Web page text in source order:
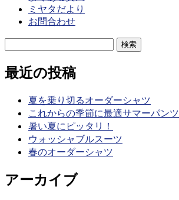
ミヤタだより
お問合わせ
検
最近の投稿
夏を乗り切るオーダーシャツ
これからの季節に最適サマーパンツ
暑い夏にピッタリ！
ウォッシャブルスーツ
春のオーダーシャツ
アーカイブ